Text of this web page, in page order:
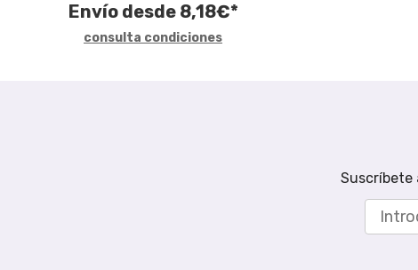
Envío desde 8,18€*
consulta condiciones
Suscríbete